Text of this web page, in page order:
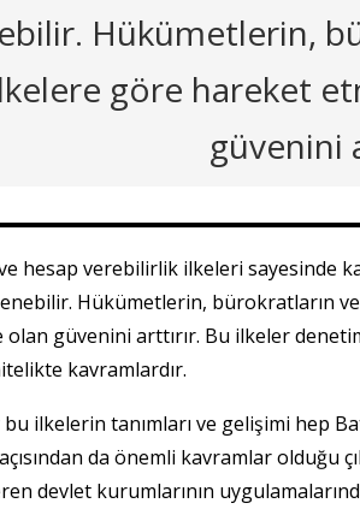
Hükümetlerin,
göre hareket
güvenini
hesap verebilirlik ilkeleri sayesinde
Hükümetlerin, bürokratların
olan güvenini arttırır. Bu ilkeler
kavramlardır.
ilkelerin tanımları ve gelişimi hep
da önemli kavramlar olduğu
devlet kurumlarının